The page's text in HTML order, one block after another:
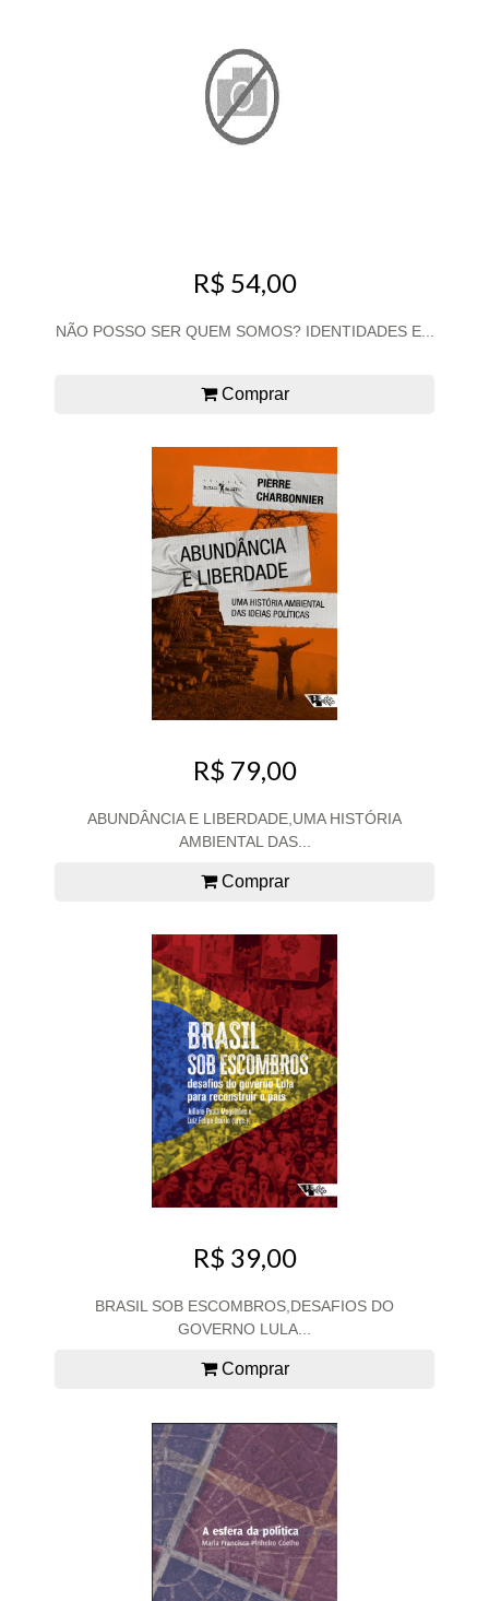
R$ 54,00
NÃO POSSO SER QUEM SOMOS? IDENTIDADES E...
Comprar
R$ 79,00
ABUNDÂNCIA E LIBERDADE,UMA HISTÓRIA
AMBIENTAL DAS...
Comprar
R$ 39,00
BRASIL SOB ESCOMBROS,DESAFIOS DO
GOVERNO LULA...
Comprar